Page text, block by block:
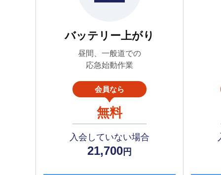
バッテリー上がり
昼間、一般道での
応急始動作業
会員なら
無料
入会していない場合
21,700 円